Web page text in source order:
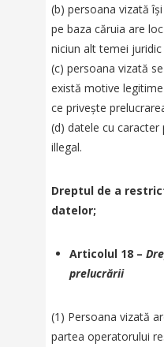
(b) persoana vizată
pe baza căruia are
niciun alt temei
(c) persoana vizată
există motive
ce privește
(d) datele cu
illegal.
Dreptul de a
datelor;
Articolul 18 –
prelucrării
(1) Persoana vizată
partea operatorului